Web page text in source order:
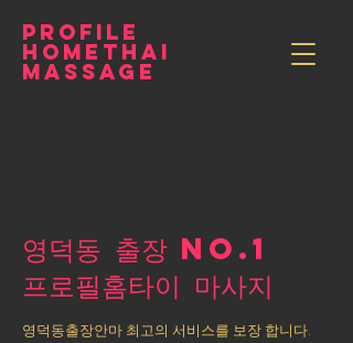
PROFILE
HOMETHAI
MASSAGE
영덕동 출장 NO.1
​프로필홈타이 마사지
영덕동출장안마 최고의 서비스를 보장 합니다.